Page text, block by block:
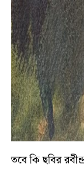
তবে কি ছবির